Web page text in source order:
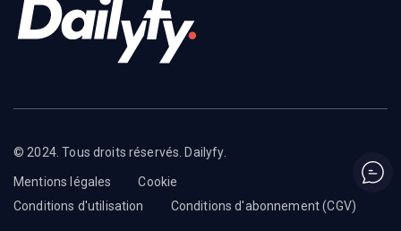
© 2024. Tous droits réservés. Dailyfy.
Mentions légales
Cookie
Conditions d'utilisation
Conditions d'abonnement (CGV)